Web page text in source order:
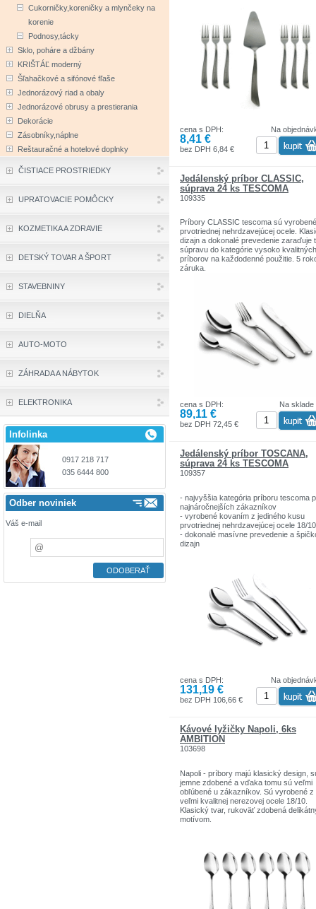
6 x dezertná vidlička 16 cm, šírka: 2
1 x dezertná lopatka 22 cm, šírka: 4,8
hrúbka: 1,8 mm
Na
cena s DPH:
8,41 €
bez DPH 6,84 €
Jedálenský príbor CLASSIC,
súprava 24 ks TESCOMA
109335
Príbory CLASSIC tescoma sú
prvotriednej nehrdzavejúcej ocele.
dizajn a dokonalé prevedenie zaraďuje
súpravu do kategórie vysoko kvalitných
príborov na každodenné použitie. 5
záruka.
Na sklade
cena s DPH:
89,11 €
bez DPH 72,45 €
Jedálenský príbor TOSCANA,
súprava 24 ks TESCOMA
109357
- najvyššia kategória príboru tescoma
najnáročnejších zákazníkov
- vyrobené kovaním z jediného kusu
prvotriednej nehrdzavejúcej ocele 18/10
- dokonalé masívne prevedenie a
dizajn
6 x jedálenský nôž
6 x jedálenská vidlička
6 x polievková lyžica
6 x čajová lyžička
Na
cena s DPH:
131,19 €
bez DPH 106,66 €
Kávové lyžičky Napoli, 6ks
AMBITION
103698
Napoli - príbory majú klasický design,
jemne zdobené a vďaka tomu sú veľmi
obľúbené u zákazníkov. Sú vyrobené z
veľmi kvalitnej nerezovej ocele 18/10.
Klasický tvar, rukoväť zdobená
motívom.
Cukorničky,koreničky a mlynčeky na
korenie
Podnosy,tácky
Sklo, poháre a džbány
KRIŠTÁĽ moderný
Šľahačkové a sifónové fľaše
Jednorázový riad a obaly
Jednorázové obrusy a prestierania
Dekorácie
Zásobníky,náplne
Reštauračné a hotelové doplnky
ČISTIACE PROSTRIEDKY
UPRATOVACIE POMÔCKY
KOZMETIKA A ZDRAVIE
DETSKÝ TOVAR A ŠPORT
STAVEBNINY
DIELŇA
AUTO-MOTO
ZÁHRADA A NÁBYTOK
ELEKTRONIKA
Infolinka
0917 218 717
035 6444 800
Odber noviniek
Váš e-mail